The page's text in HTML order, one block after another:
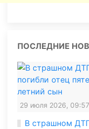
ПОСЛЕДНИЕ
29 июля 2026, 09:57
В страшном